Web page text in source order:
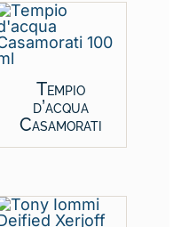
Tempio
d’acqua
Casamorati